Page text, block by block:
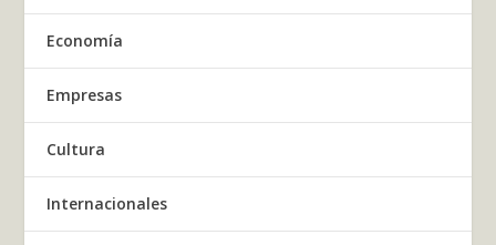
Economía
Empresas
Cultura
Internacionales